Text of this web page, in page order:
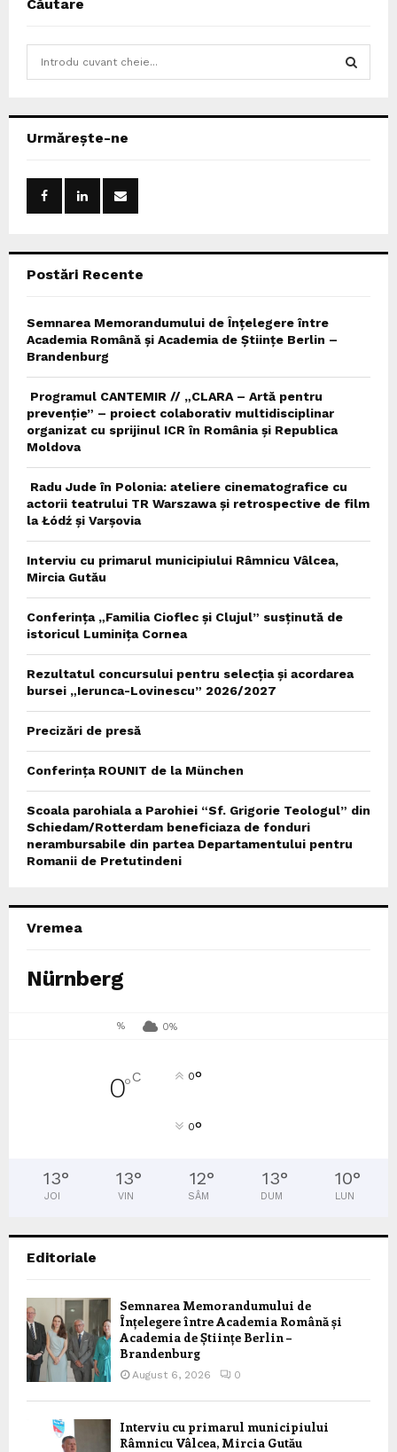
Căutare
h
o
Urmărește-ne
Postări Recente
Semnarea Memorandumului de Înțelegere între
Academia Română și Academia de Științe Berlin –
Brandenburg
Programul CANTEMIR // „CLARA – Artă pentru
prevenție” – proiect colaborativ multidisciplinar
organizat cu sprijinul ICR în România și Republica
Moldova
Radu Jude în Polonia: ateliere cinematografice cu
actorii teatrului TR Warszawa și retrospective de film
la Łódź și Varșovia
Interviu cu primarul municipiului Râmnicu Vâlcea,
Mircia Gutău
Conferința „Familia Cioflec și Clujul” susținută de
istoricul Luminița Cornea
Rezultatul concursului pentru selecția și acordarea
bursei „Ierunca-Lovinescu” 2026/2027
Precizări de presă
Conferința ROUNIT de la München
Scoala parohiala a Parohiei “Sf. Grigorie Teologul” din
Schiedam/Rotterdam beneficiaza de fonduri
nerambursabile din partea Departamentului pentru
Romanii de Pretutindeni
Vremea
Nürnberg
% 0%
0°C 0°
0°
13°
JOI
13°
VIN
12°
SÂM
13°
DUM
10°
LUN
Editoriale
Semnarea Memorandumului de
Înțelegere între Academia Română și
Academia de Științe Berlin –
Brandenburg
August 6, 2026 0
Interviu cu primarul municipiului
Râmnicu Vâlcea, Mircia Gutău